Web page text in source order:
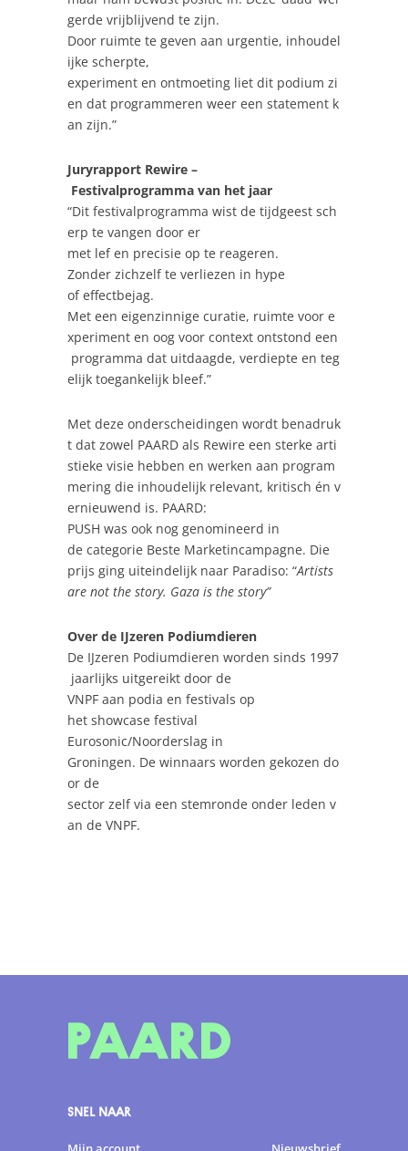
gerde vrijblijvend te zijn.
Door ruimte te geven aan urgentie, inhoudel
ijke scherpte,
experiment en ontmoeting liet dit podium zi
en dat programmeren weer een statement k
an zijn.”
Juryrapport Rewire –
Festivalprogramma van het jaar
“Dit festivalprogramma wist de tijdgeest sch
erp te vangen door er
met lef en precisie op te reageren.
Zonder zichzelf te verliezen in hype
of effectbejag.
Met een eigenzinnige curatie, ruimte voor e
xperiment en oog voor context ontstond een
programma dat uitdaagde, verdiepte en teg
elijk toegankelijk bleef.”
Met deze onderscheidingen wordt benadruk
t dat zowel PAARD als Rewire een sterke arti
stieke visie hebben en werken aan program
mering die inhoudelijk relevant, kritisch én v
ernieuwend is. PAARD:
PUSH was ook nog genomineerd in
de categorie Beste Marketincampagne. Die
prijs ging uiteindelijk naar Paradiso: “Artists
are not the story. Gaza is the story”
Over de IJzeren Podiumdieren
De IJzeren Podiumdieren worden sinds 1997
jaarlijks uitgereikt door de
VNPF aan podia en festivals op
het showcase festival
Eurosonic/Noorderslag in
Groningen. De winnaars worden gekozen do
or de
sector zelf via een stemronde onder leden v
an de VNPF.
SNEL NAAR